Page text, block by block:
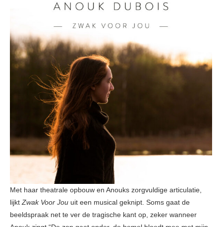
Met haar theatrale opbouw en Anouks zorgvuldige articulatie,
lijktZwak Voor Jou uit een musical geknipt. Soms gaat de
beeldspraak net te ver de tragische kant op, zeker wanneer